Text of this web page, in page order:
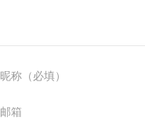
昵称（必填）
邮箱